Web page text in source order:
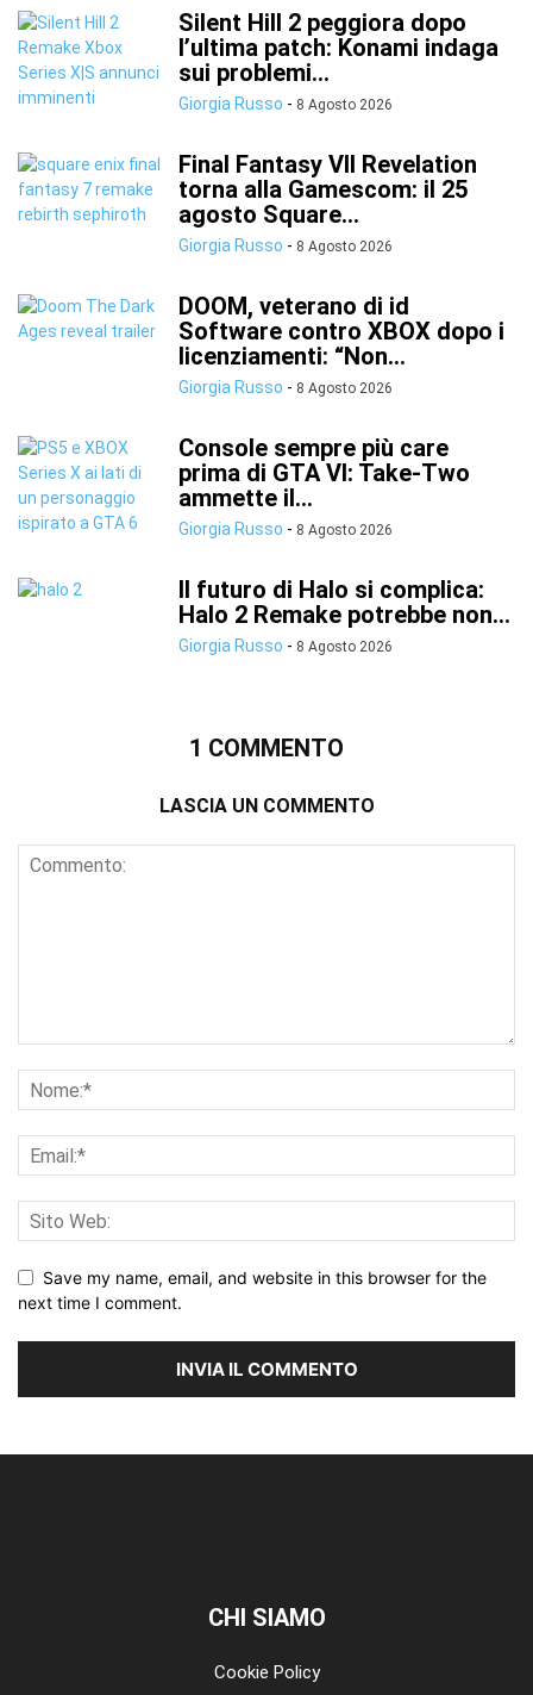
Silent Hill 2 peggiora dopo
l’ultima patch: Konami indaga
sui problemi...
Giorgia Russo - 8 Agosto 2026
Final Fantasy VII Revelation
torna alla Gamescom: il 25
agosto Square...
Giorgia Russo - 8 Agosto 2026
DOOM, veterano di id
Software contro XBOX dopo i
licenziamenti: “Non...
Giorgia Russo - 8 Agosto 2026
Console sempre più care
prima di GTA VI: Take-Two
ammette il...
Giorgia Russo - 8 Agosto 2026
Il futuro di Halo si complica:
Halo 2 Remake potrebbe non...
Giorgia Russo - 8 Agosto 2026
1 COMMENTO
LASCIA UN COMMENTO
Save my name, email, and website in this browser for the
next time I comment.
CHI SIAMO
Cookie Policy